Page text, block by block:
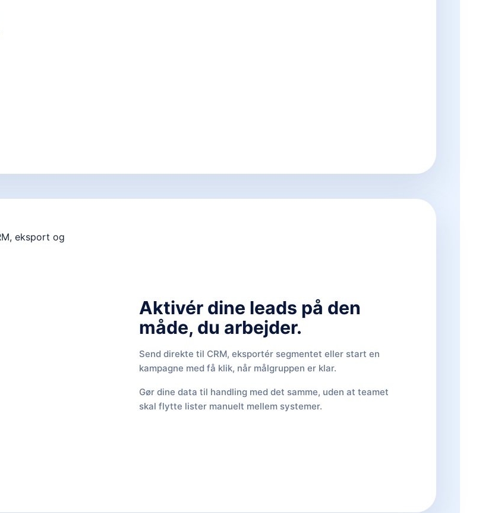
Aktivér dine leads på den
måde, du arbejder.
Send direkte til CRM, eksportér segmentet eller start en
kampagne med få klik, når målgruppen er klar.
Gør dine data til handling med det samme, uden at teamet
skal flytte lister manuelt mellem systemer.